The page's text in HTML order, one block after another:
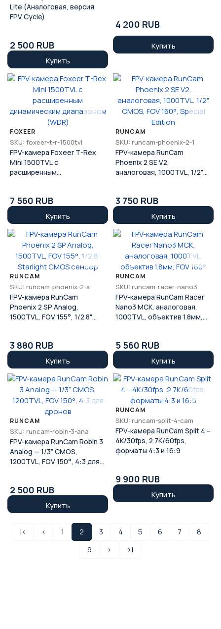
Lite (Аналоговая, версия
FPV Cycle)
2 500 RUB
Купить
4 200 RUB
Купить
FOXEER
SKU: foxeer-t-r-1500tvl
FPV-камера Foxeer T-Rex
Mini 1500TVL с
расширенным
7 560 RUB
Купить
RUNCAM
SKU: runcam-phoenix-2-1
FPV-камера RunCam
Phoenix 2 SE V2,
аналоговая, 1000TVL, 1/2"
3 750 RUB
Купить
RUNCAM
SKU: runcam-phoenix-2-s
FPV-камера RunCam
Phoenix 2 SP Analog,
1500TVL, FOV 155°, 1/2.8"
3 880 RUB
Купить
RUNCAM
SKU: runcam-racer-nano3
FPV-камера RunCam Racer
Nano3 MCK, аналоговая,
1000TVL, объектив 1.8мм,
5 560 RUB
Купить
RUNCAM
SKU: runcam-robin-3-ana
FPV-камера RunCam Robin 3
Analog — 1/3” CMOS,
1200TVL, FOV 150°, 4:3 для
2 500 RUB
Купить
RUNCAM
SKU: runcam-split-4-cam
FPV-камера RunCam Split 4 –
4K/30fps, 2.7K/60fps,
форматы 4:3 и 16:9
9 900 RUB
Купить
|< < 1 2 3 4 5 6 7
8
9
> >|